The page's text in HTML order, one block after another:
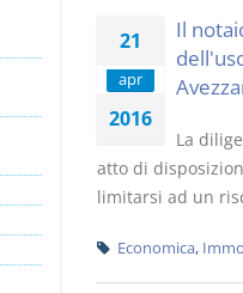
21
apr
2016
Il
La
atto di
limitarsi ad un
Economica,